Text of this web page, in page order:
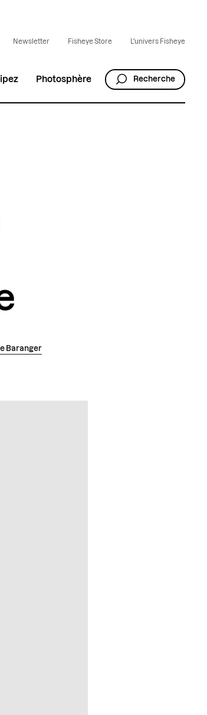
Newsletter Fisheye Store L'univers Fisheye
Photosphère Recherche
Baranger